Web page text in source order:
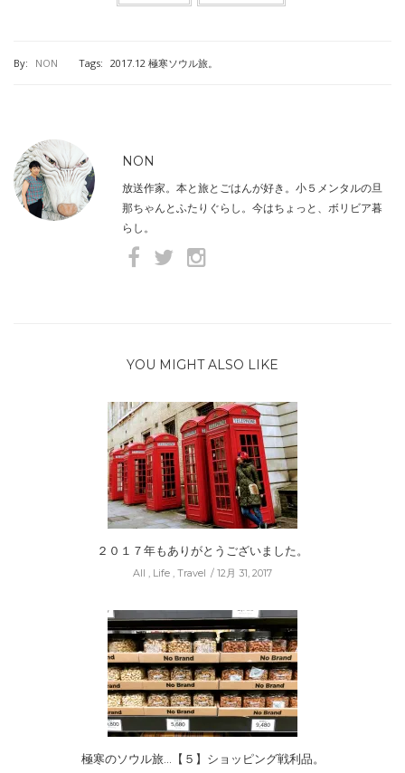
By: NON Tags: 2017.12 極寒ソウル旅。
NON
放送作家。本と旅とごはんが好き。小５メンタルの旦
那ちゃんとふたりぐらし。今はちょっと、ボリビア暮
らし。
YOU MIGHT ALSO LIKE
２０１７年もありがとうございました。
All , Life , Travel 12月 31, 2017
極寒のソウル旅…【５】ショッピング戦利品。